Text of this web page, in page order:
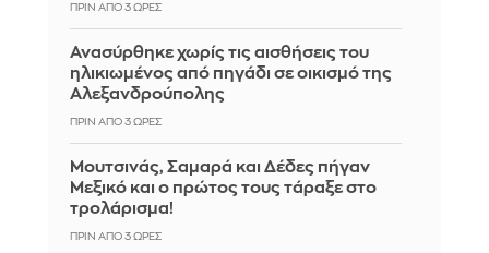
ΠΡΙΝ ΑΠΌ 3 ΏΡΕΣ
Ανασύρθηκε χωρίς τις αισθήσεις του
ηλικιωμένος από πηγάδι σε οικισμό της
Αλεξανδρούπολης
ΠΡΙΝ ΑΠΌ 3 ΏΡΕΣ
Μουτσινάς, Σαμαρά και Δέδες πήγαν
Μεξικό και ο πρώτος τους τάραξε στο
τρολάρισμα!
ΠΡΙΝ ΑΠΌ 3 ΏΡΕΣ